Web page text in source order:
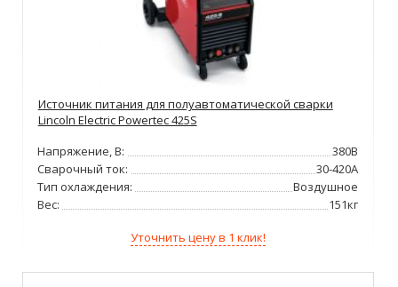
Источник питания для полуавтоматической сварки
Lincoln Electric Powertec 425S
Напряжение, В:
380В
Сварочный ток:
30-420А
Тип охлаждения:
Воздушное
Вес:
151кг
Уточнить цену в 1 клик!